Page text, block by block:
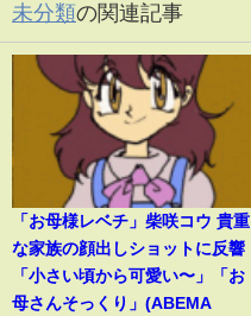
未分類の関連記事
「お母様レベチ」柴咲コウ 貴重
な家族の顔出しショットに反響
「小さい頃から可愛い〜」「お
母さんそっくり」(ABEMA